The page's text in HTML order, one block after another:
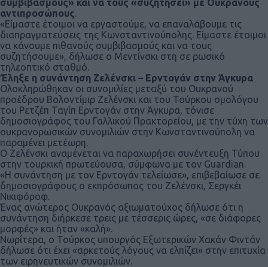
συμβιβασμούς» και να τους «συζητήσει» με Ουκρανούς
αντιπροσώπους.
«Είμαστε έτοιμοι να εργαστούμε, να επαναλάβουμε τις
διαπραγματεύσεις της Κωνσταντινούπολης. Είμαστε έτοιμοι
να κάνουμε πιθανούς συμβιβασμούς και να τους
συζητήσουμε», δήλωσε ο Μεντίνσκι στη σε ρωσικό
τηλεοπτικό σταθμό.
Έληξε η συνάντηση Ζελένσκι – Ερντογάν στην Άγκυρα
Ολοκληρώθηκαν οι συνομιλίες μεταξύ του Ουκρανού
προέδρου Βολοντίμιρ Ζελένσκι και του Τούρκου ομολόγου
του Ρετζέπ Ταγίπ Ερντογάν στην Άγκυρα, τόνισε
δημοσιογράφος του Γαλλικού Πρακτορείου, με την τύχη των
ουκρανορωσικών συνομιλιών στην Κωνσταντινούπολη να
παραμένει μετέωρη.
Ο Ζελένσκι αναμένεται να παραχωρήσει συνέντευξη Τύπου
στην τουρκική πρωτεύουσα, σύμφωνα με τον Guardian.
«Η συνάντηση με τον Ερντογάν τελείωσε», επιβεβαίωσε σε
δημοσιογράφους ο εκπρόσωπος του Ζελένσκι, Σεργκέι
Νικιφόροφ.
Ένας ανώτερος Ουκρανός αξιωματούχος δήλωσε ότι η
συνάντηση διήρκεσε τρεις με τέσσερις ώρες, «σε διάφορες
μορφές» και ήταν «καλή».
Νωρίτερα, ο Τούρκος υπουργός Εξωτερικών Χακάν Φιντάν
δήλωσε ότι έχει «αρκετούς λόγους να ελπίζει» στην επιτυχία
των ειρηνευτικών συνομιλιών.